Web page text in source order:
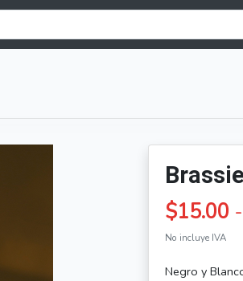
$15.00 -
No incluye IVA
Negro y